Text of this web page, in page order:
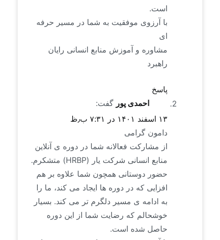
است.
با آرزوی موفقیت به شما در مسیر حرفه
ای
مشاوره و آموزش منابع انسانی رایان
راهبرد
پاسخ
احمدی پور گفت:
۱۳ اسفند ۱۴۰۱ در ۷:۳۱ ب٫ظ
دامون گرامی
از مشارکت فعالانه شما در دوره ی آنلاین
منابع انسانی شرکت یار (HRBP) متشکرم.
حضور دوستانی همچون شما علاوه بر هم
افزایی که در دوره ها ایجاد می کند، ما را
به ادامه ی مسیر دلگرم تر می کند. بسیار
خوشحالم که رضایت شما از این دوره
حاصل شده است.